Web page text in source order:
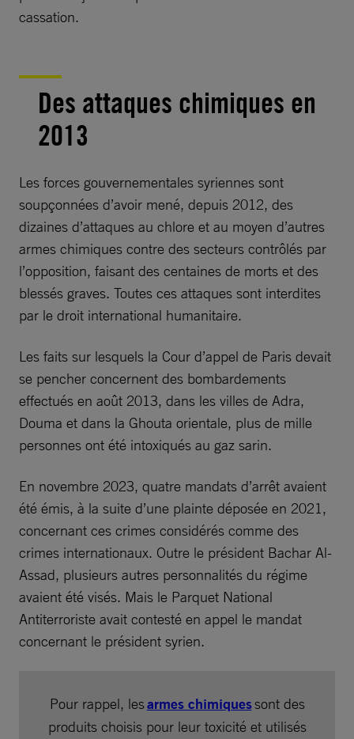
cassation.
Des attaques chimiques en
2013
Les forces gouvernementales syriennes sont
soupçonnées d’avoir mené, depuis 2012, des
dizaines d’attaques au chlore et au moyen d’autres
armes chimiques contre des secteurs contrôlés par
l’opposition, faisant des centaines de morts et des
blessés graves. Toutes ces attaques sont interdites
par le droit international humanitaire.
Les faits sur lesquels la Cour d’appel de Paris devait
se pencher concernent des bombardements
effectués en août 2013, dans les villes de Adra,
Douma et dans la Ghouta orientale, plus de mille
personnes ont été intoxiqués au gaz sarin.
En novembre 2023, quatre mandats d’arrêt avaient
été émis, à la suite d’une plainte déposée en 2021,
concernant ces crimes considérés comme des
crimes internationaux. Outre le président Bachar Al-
Assad, plusieurs autres personnalités du régime
avaient été visés. Mais le Parquet National
Antiterroriste avait contesté en appel le mandat
concernant le président syrien.
Pour rappel, lesarmes chimiquessont des
produits choisis pour leur toxicité et utilisés